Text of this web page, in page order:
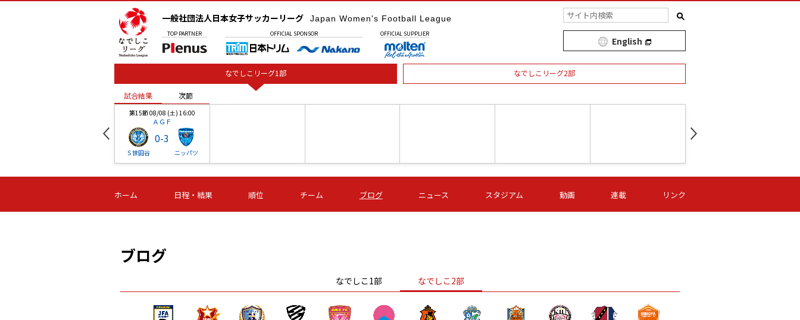
一般社団法人日本女子サッカーリーグ Japan Women's Football League
TOP PARTNER OFFICIAL SPONSOR OFFICIAL SUPPLIER
English
なでしこリーグ1部 なでしこリーグ2部
試合結果 次節
第15節 08/08 (土) 16:00
ＡＧＦ
Ｓ世田谷
0-3
ニッパツ
-
第16節 09/05 (土) 15:00
ニッパツ
-
第16節 09/05 (土) 15:00
石人の星
-
第16節 09/05 (土) 16:00
ＡＧＦ
-
いちご
-
第16節 09/06 (日) 15:00
-
第16節 09/06 (日) 15:00
- -
試合結果 次節
ホーム 日程・結果 順位 チーム ブログ ニュース スタジアム 動画 連載 リンク
ブログ
なでしこ1部 なでしこ2部